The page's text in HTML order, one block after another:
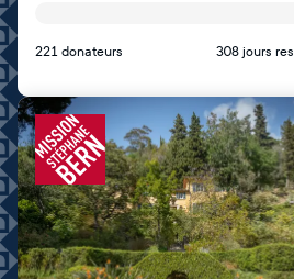
221 donateurs 308 jours